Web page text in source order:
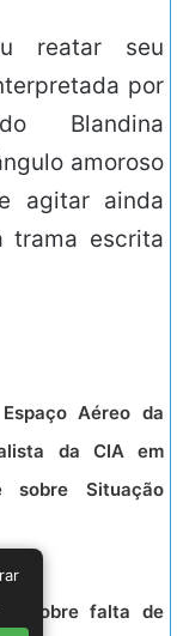
reatar seu
por
Blandina
amoroso
agitar ainda
trama escrita
Aéreo da
da CIA em
sobre Situação
sobre falta de